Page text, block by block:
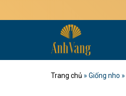
qua
Trang chủ » Giống nho »